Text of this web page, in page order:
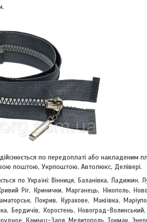
по передоплаті або накладеним
поштою, Укрпоштою, Автолюкс, Делівері.
по Україні: Вінниця, Баланівка,
Ріг, Кринички, Марганець, Нікополь,
Покрив, Курахове, Макіївка,
Бердичів, Коростень, Новоград-